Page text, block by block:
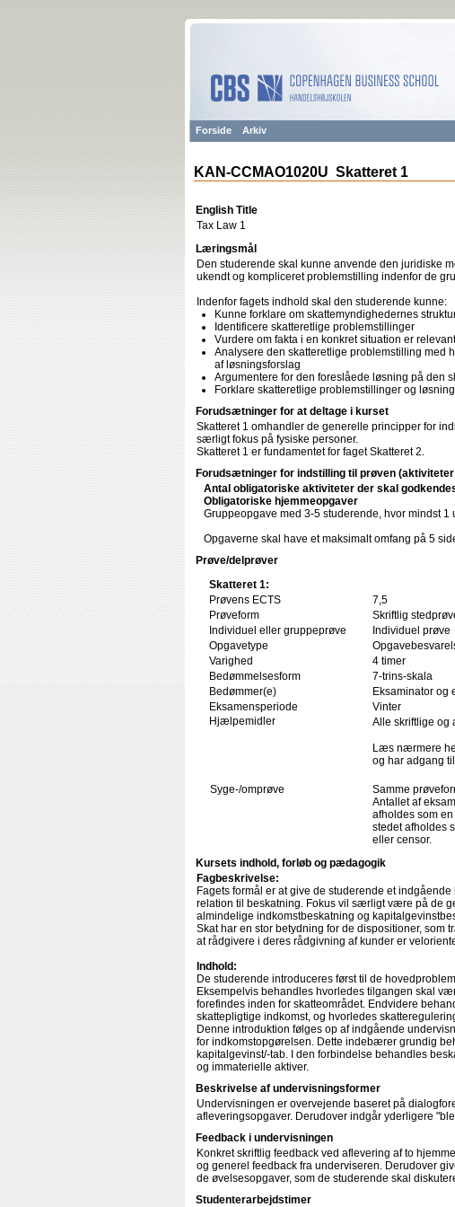
Forside Arkiv
KAN-CCMAO1020U Skatteret 1
English Title
Tax Law 1
Læringsmål
Den studerende skal kunne anvende den juridiske
ukendt og kompliceret problemstilling indenfor de
Indenfor fagets indhold skal den studerende kunne:
Kunne forklare om skattemyndighedernes
Identificere skatteretlige problemstillinger
Vurdere om fakta i en konkret situation er
Analysere den skatteretlige problemstilling med
af løsningsforslag
Argumentere for den foreslåede løsning på den
Forklare skatteretlige problemstillinger og
Forudsætninger for at deltage i kurset
Skatteret 1 omhandler de generelle principper for
særligt fokus på fysiske personer.
Skatteret 1 er fundamentet for faget Skatteret 2.
Forudsætninger for indstilling til prøven
Antal obligatoriske aktiviteter der skal
Obligatoriske hjemmeopgaver
Gruppeopgave med 3-5 studerende, hvor mindst
Opgaverne skal have et maksimalt omfang på 5
Prøve/delprøver
Skatteret 1:
Prøvens ECTS
7,5
Prøveform
Skriftlig
Individuel eller gruppeprøve
Individuel prøve
Opgavetype
Varighed
4 timer
Bedømmelsesform
7-trins-skala
Bedømmer(e)
Eksaminator og
Eksamensperiode
Vinter
Hjælpemidler
Alle skriftlige og
Læs nærmere
og har adgang
Syge-/omprøve
Samme
Antallet af
afholdes som
stedet afholdes
eller censor.
Kursets indhold, forløb og pædagogik
Fagbeskrivelse:
Fagets formål er at give de studerende et
relation til beskatning. Fokus vil særligt være på de
almindelige indkomstbeskatning og
Skat har en stor betydning for de dispositioner,
at rådgivere i deres rådgivning af kunder er
Indhold:
De studerende introduceres først til de
Eksempelvis behandles hvorledes tilgangen skal
forefindes inden for skatteområdet. Endvidere
skattepligtige indkomst, og hvorledes
Denne introduktion følges op af indgående
for indkomstopgørelsen. Dette indebærer grundig
kapitalgevinst/-tab. I den forbindelse behandles
og immaterielle aktiver.
Beskrivelse af undervisningsformer
Undervisningen er overvejende baseret på
afleveringsopgaver. Derudover indgår yderligere
Feedback i undervisningen
Konkret skriftlig feedback ved aflevering af to
og generel feedback fra underviseren. Derudover
de øvelsesopgaver, som de studerende skal
Studenterarbejdstimer